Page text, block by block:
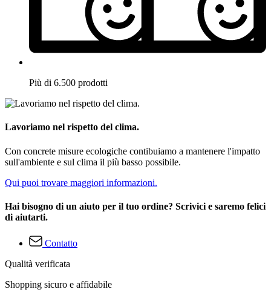
Più di 6.500 prodotti
Lavoriamo nel rispetto del clima.
Con concrete misure ecologiche contibuiamo a mantenere l'impatto
sull'ambiente e sul clima il più basso possibile.
Qui puoi trovare maggiori informazioni.
Hai bisogno di un aiuto per il tuo ordine? Scrivici e saremo felici
di aiutarti.
Contatto
Qualità verificata
Shopping sicuro e affidabile